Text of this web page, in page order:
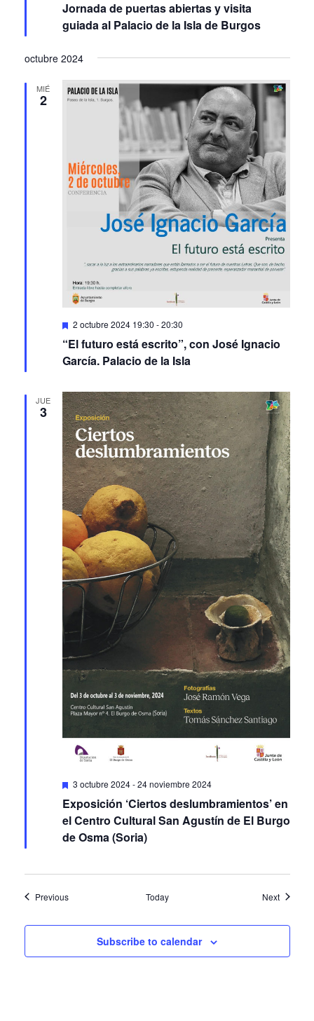
Featured
28 septiembre 2024 11:00-14:00
Jornada de puertas abiertas y visita
octubre 2024
MIÉ
Featured
2 octubre 2024 19:30-20:30
“El futuro está escrito”, con José Ignacio
JUE
Featured
3 octubre 2024-24 noviembre 2024
Exposición ‘Ciertos deslumbramientos’ en
el Centro Cultural San Agustín de El Burgo
Subscribe to calendar